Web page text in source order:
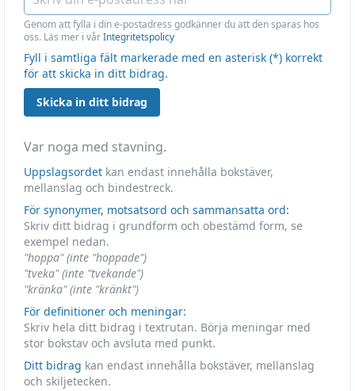
Genom att fylla i din e-postadress godkänner du att den sparas hos
oss. Läs mer i vårIntegritetspolicy
Fyll i samtliga fält markerade med en asterisk (*) korrekt
för att skicka in ditt bidrag.
Skicka in ditt bidrag
Var noga med stavning.
Uppslagsordet kan endast innehålla bokstäver,
mellanslag och bindestreck.
För synonymer, motsatsord och sammansatta ord:
Skriv ditt bidrag i grundform och obestämd form, se
exempel nedan.
"hoppa" (inte "hoppade")
"tveka" (inte "tvekande")
"kränka" (inte "kränkt")
För definitioner och meningar:
Skriv hela ditt bidrag i textrutan. Börja meningar med
stor bokstav och avsluta med punkt.
Ditt bidrag kan endast innehålla bokstäver, mellanslag
och skiljetecken.